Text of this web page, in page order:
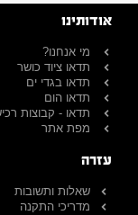
אודותינו
מי אנחנו?
תדאו ציוד כושר
תדאו בגדי ים
תדאו הום
תדאו - קבוצות
מפת אתר
עזרה
שאלות ותשובות
מדריכי התקנה